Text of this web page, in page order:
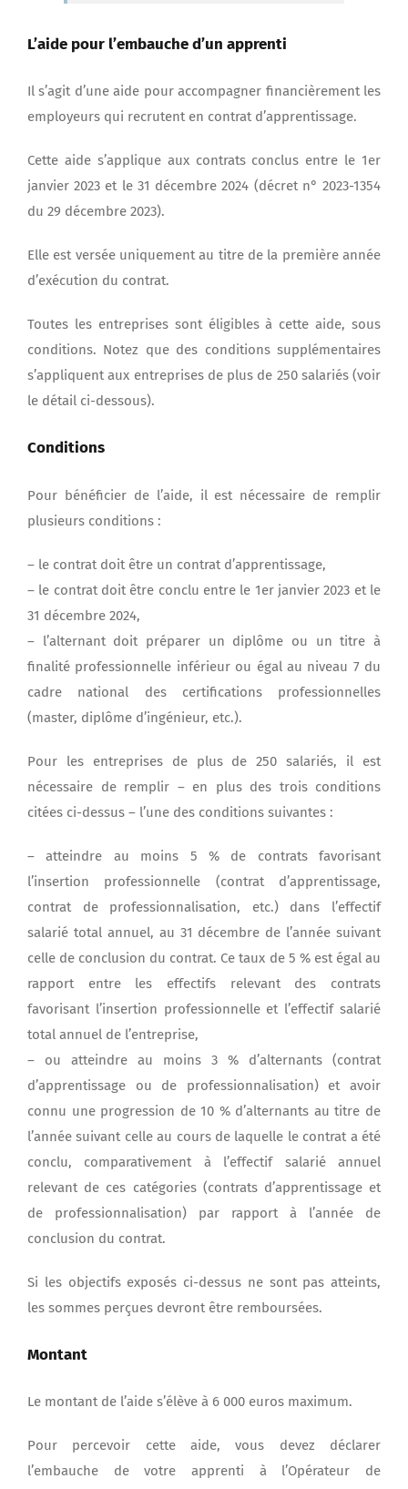
L’aide pour l’embauche d’un apprenti
Il s’agit d’une aide pour accompagner financièrement les
employeurs qui recrutent en contrat d’apprentissage.
Cette aide s’applique aux contrats conclus entre le 1er
janvier 2023 et le 31 décembre 2024 (décret n° 2023-1354
du 29 décembre 2023).
Elle est versée uniquement au titre de la première année
d’exécution du contrat.
Toutes les entreprises sont éligibles à cette aide, sous
conditions. Notez que des conditions supplémentaires
s’appliquent aux entreprises de plus de 250 salariés (voir
le détail ci-dessous).
Conditions
Pour bénéficier de l’aide, il est nécessaire de remplir
plusieurs conditions :
– le contrat doit être un contrat d’apprentissage,
– le contrat doit être conclu entre le 1er janvier 2023 et le
31 décembre 2024,
– l’alternant doit préparer un diplôme ou un titre à
finalité professionnelle inférieur ou égal au niveau 7 du
cadre national des certifications professionnelles
(master, diplôme d’ingénieur, etc.).
Pour les entreprises de plus de 250 salariés, il est
nécessaire de remplir – en plus des trois conditions
citées ci-dessus – l’une des conditions suivantes :
– atteindre au moins 5 % de contrats favorisant
l’insertion professionnelle (contrat d’apprentissage,
contrat de professionnalisation, etc.) dans l’effectif
salarié total annuel, au 31 décembre de l’année suivant
celle de conclusion du contrat. Ce taux de 5 % est égal au
rapport entre les effectifs relevant des contrats
favorisant l’insertion professionnelle et l’effectif salarié
total annuel de l’entreprise,
– ou atteindre au moins 3 % d’alternants (contrat
d’apprentissage ou de professionnalisation) et avoir
connu une progression de 10 % d’alternants au titre de
l’année suivant celle au cours de laquelle le contrat a été
conclu, comparativement à l’effectif salarié annuel
relevant de ces catégories (contrats d’apprentissage et
de professionnalisation) par rapport à l’année de
conclusion du contrat.
Si les objectifs exposés ci-dessus ne sont pas atteints,
les sommes perçues devront être remboursées.
Montant
Le montant de l’aide s’élève à 6 000 euros maximum.
Pour percevoir cette aide, vous devez déclarer
l’embauche de votre apprenti à l’Opérateur de